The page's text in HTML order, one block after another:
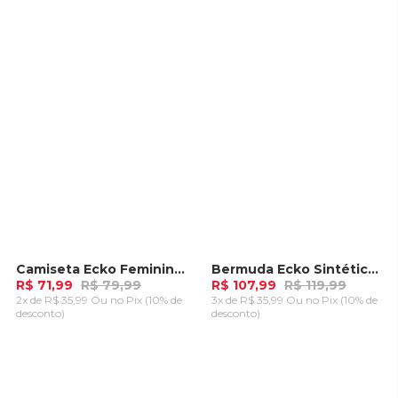
-10%Camiseta Ecko Feminina Manga Longa Especial Rosa
R$ 71,99 R$ 79,99
2x de R$ 35,99 Ou no Pix (10% de
desconto)
-10%
Bermuda Ecko Sintética Azul Marinho
R$ 107,99 R$ 119,99
3x de R$ 35,99 Ou no Pix (10% de
desconto)